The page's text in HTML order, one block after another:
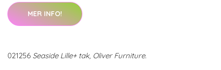
MER INFO!
021256 Seaside Lille+ tak, Oliver Furniture.